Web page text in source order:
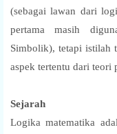
(sebagai lawan dari
pertama masih
Simbolik), tetapi istilah
aspek tertentu dari teori
Sejarah
Logika matematika